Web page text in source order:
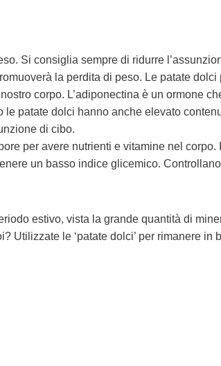
Si consiglia sempre di ridurre
la perdita di peso. Le patate
corpo. L’adiponectina è un ormone
patate dolci hanno anche elevato
di cibo.
per avere nutrienti e vitamine nel corpo.
un basso indice glicemico.
estivo, vista la grande quantità di
Utilizzate le ‘patate dolci’ per rimanere in